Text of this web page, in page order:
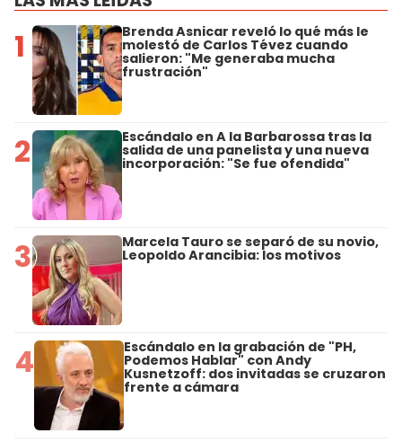
1 Brenda Asnicar reveló lo qué más le
molestó de Carlos Tévez cuando
salieron: "Me generaba mucha
frustración"
2 Escándalo en A la Barbarossa tras la
salida de una panelista y una nueva
incorporación: "Se fue ofendida"
3 Marcela Tauro se separó de su novio,
Leopoldo Arancibia: los motivos
4 Escándalo en la grabación de "PH,
Podemos Hablar" con Andy
Kusnetzoff: dos invitadas se cruzaron
frente a cámara